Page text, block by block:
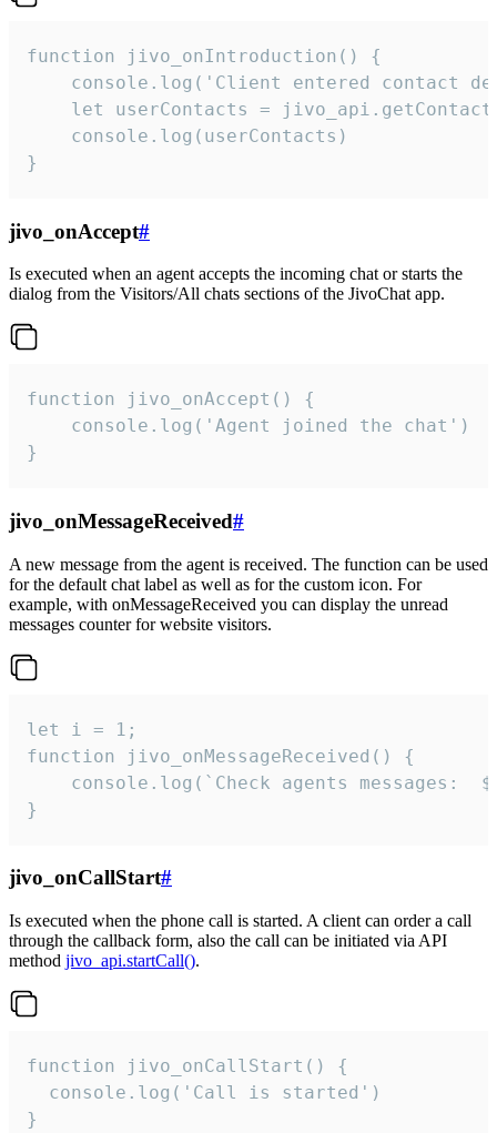
function jivo_onIntroduction() {
console.log('Client entered contact
let userContacts =
    console.log(userContacts)
}
jivo_onAccept#
Is executed when an agent accepts the incoming chat or starts the
dialog from the Visitors/All chats sections of the JivoChat app.
function jivo_onAccept() {
}
jivo_onMessageReceived#
A new message from the agent is received. The function can be used
for the default chat label as well as for the custom icon. For
example, with onMessageReceived you can display the unread
messages counter for website visitors.
let i = 1;
function jivo_onMessageReceived() {
}
jivo_onCallStart#
Is executed when the phone call is started. A client can order a call
through the callback form, also the call can be initiated via API
method jivo_api.startCall().
function jivo_onCallStart() {
  console.log('Call is started')
}